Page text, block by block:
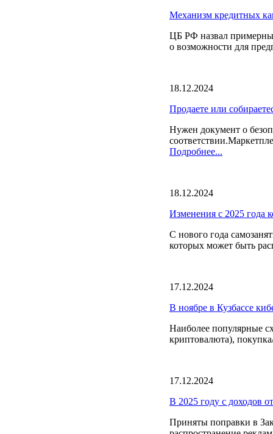
Механизм кредитных
️ЦБ РФ назвал
о возможности для
18.12.2024
Продаете или
Нужен документ о
Подробнее...
18.12.2024
Изменения с 2025 года
С нового года
которых может быть
17.12.2024
В ноябре в Кузбассе
Наиболее популярные
криптовалюта),
17.12.2024
В 2025 году с доходов
Приняты поправки в